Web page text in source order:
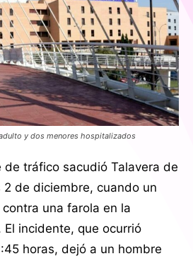
y dos menores hospitalizados
de tráfico sacudió Talavera de
2 de diciembre, cuando un
una farola en la
incidente, que ocurrió
horas, dejó a un hombre